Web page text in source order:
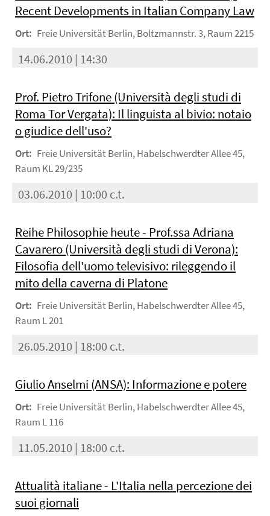
Recent Developments in Italian Company Law
Ort: Freie Universität Berlin, Boltzmannstr. 3, Raum 2215
14.06.2010 | 14:30
Prof. Pietro Trifone (Università degli studi di
Roma Tor Vergata): Il linguista al bivio: notaio
o giudice dell'uso?
Ort: Freie Universität Berlin, Habelschwerdter Allee 45,
Raum KL 29/235
03.06.2010 | 10:00 c.t.
Reihe Philosophie heute - Prof.ssa Adriana
Cavarero (Università degli studi di Verona):
Filosofia dell'uomo televisivo: rileggendo il
mito della caverna di Platone
Ort: Freie Universität Berlin, Habelschwerdter Allee 45,
Raum L 201
26.05.2010 | 18:00 c.t.
Giulio Anselmi (ANSA): Informazione e potere
Ort: Freie Universität Berlin, Habelschwerdter Allee 45,
Raum L 116
11.05.2010 | 18:00 c.t.
Attualità italiane - L'Italia nella percezione dei
suoi giornali